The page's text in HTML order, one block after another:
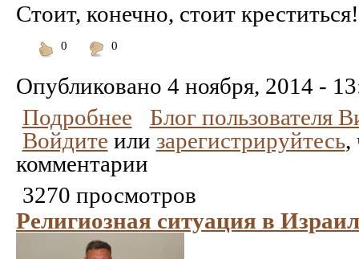
Стоит, конечно, стоит креститься!
0
0
Опубликовано 4 ноября, 2014 -
Подробнее
Блог пользователя
Войдите или зарегистрируйтесь,
комментарии
3270 просмотров
Религиозная ситуация в